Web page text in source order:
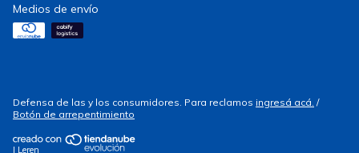
Medios de envío
Defensa de las y los consumidores. Para reclamos ingresá acá. /
Botón de arrepentimiento
| Leren